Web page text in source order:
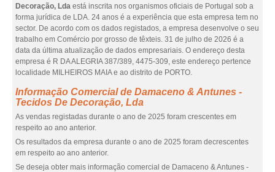
Decoração, Lda está inscrita nos organismos oficiais de Portugal sob a
forma jurídica de LDA. 24 anos é a experiência que esta empresa tem no
sector. De acordo com os dados registados, a empresa desenvolve o seu
trabalho em Comércio por grosso de têxteis. 31 de julho de 2026 é a
data da última atualização de dados empresariais. O endereço desta
empresa é R DA ALEGRIA 387/389, 4475-309, este endereço pertence
localidade MILHEIROS MAIA e ao distrito de PORTO.
Informação Comercial de Damaceno & Antunes -
Tecidos De Decoração, Lda
As vendas registadas durante o ano de 2025 foram crescentes em
respeito ao ano anterior.
Os resultados da empresa durante o ano de 2025 foram decrescentes
em respeito ao ano anterior.
Se deseja obter mais informação comercial de Damaceno & Antunes -